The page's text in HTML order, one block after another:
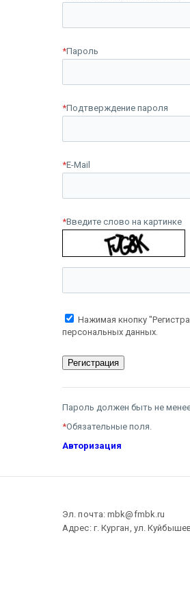
*Пароль
*Подтверждение пароля
*E-Mail
*Введите слово на картинке
Нажимая кнопку
персональных данных.
Пароль должен быть не
*Обязательные поля.
Авторизация
Эл. почта: mbk@fmbk.ru
Адрес: г. Курган, ул.